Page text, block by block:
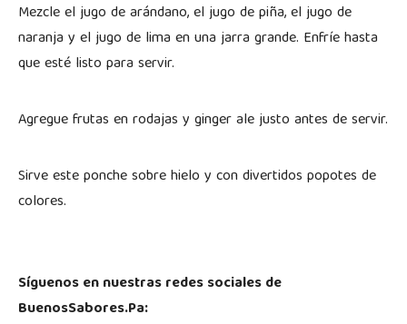
Mezcle el jugo de arándano, el jugo de piña, el jugo de
naranja y el jugo de lima en una jarra grande. Enfríe hasta
que esté listo para servir.
Agregue frutas en rodajas y ginger ale justo antes de servir.
Sirve este ponche sobre hielo y con divertidos popotes de
colores.
Síguenos en nuestras redes sociales de
BuenosSabores.Pa: